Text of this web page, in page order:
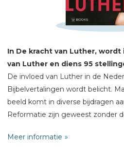
In De kracht van Luther,
van Luther en diens 95
De invloed van Luther in de
Bijbelvertalingen wordt belicht.
beeld komt in diverse bijdragen
Reformatie zijn geweest zonder
huidige tijd wordt aandacht
Meer informatie
Bericht *
* = verplicht